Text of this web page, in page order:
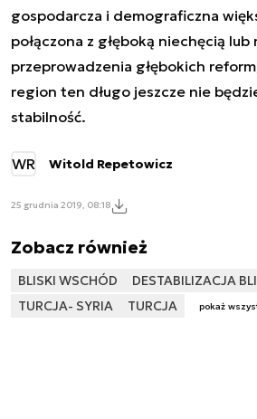
gospodarcza i demograficzna
połączona z głęboką niechęcią
przeprowadzenia głębokich
region ten długo jeszcze nie
stabilność.
WR Witold Repetowicz
25 grudnia 2019, 08:18
Zobacz również
BLISKI WSCHÓD
DESTABILIZACJA
TURCJA- SYRIA
TURCJA pokaż